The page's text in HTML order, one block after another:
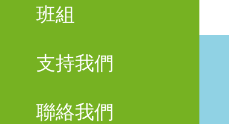
班組
支持我們
聯絡我們